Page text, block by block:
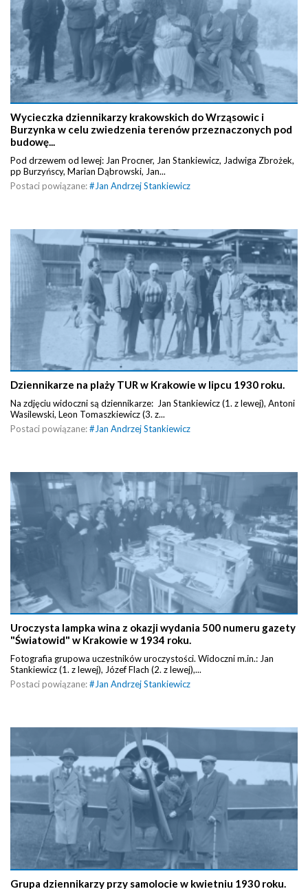
Wycieczka dziennikarzy krakowskich do Wrząsowic i
Burzynka w celu zwiedzenia terenów przeznaczonych pod
budowę...
Pod drzewem od lewej: Jan Procner, Jan Stankiewicz, Jadwiga Zbrożek,
pp Burzyńscy, Marian Dąbrowski, Jan...
Postaci powiązane:# Jan Andrzej Stankiewicz
Dziennikarze na plaży TUR w Krakowie w lipcu 1930 roku.
Na zdjęciu widoczni są dziennikarze: Jan Stankiewicz (1. z lewej), Antoni
Wasilewski, Leon Tomaszkiewicz (3. z...
Postaci powiązane:#Jan Andrzej Stankiewicz
Uroczysta lampka wina z okazji wydania 500 numeru gazety
"Światowid" w Krakowie w 1934 roku.
Fotografia grupowa uczestników uroczystości. Widoczni m.in.: Jan
Stankiewicz (1. z lewej), Józef Flach (2. z lewej),...
Postaci powiązane:#Jan Andrzej Stankiewicz
Grupa dziennikarzy przy samolocie w kwietniu 1930 roku.